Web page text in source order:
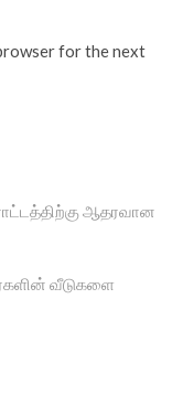
for the next
ஆதரவான
வீடுகளை